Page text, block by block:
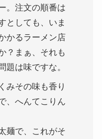
。注文の順番は
としても、いま
かるラーメン店
？まぁ、それも
題は味ですな。
みその味も香り
、へんてこりん
麺で、これがそ